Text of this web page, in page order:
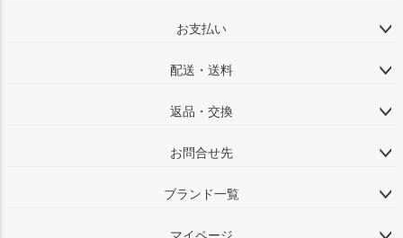
お支払い
配送・送料
返品・交換
お問合せ先
ブランド一覧
マイページ